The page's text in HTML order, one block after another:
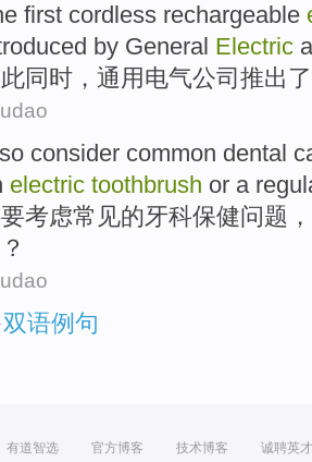
first cordless rechargeable
by General Electric
同时 ，通用电气公司推出 了
consider common dental
electric toothbrush or a
考虑常见的牙科保健问题 ，
语例句
有道智选 官方博客 技术博客 诚聘英才